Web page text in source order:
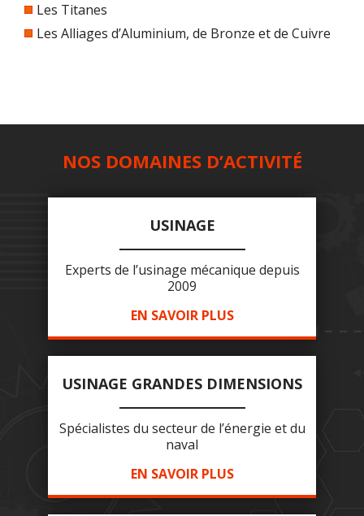
Les Titanes
Les Alliages d’Aluminium, de Bronze et de Cuivre
NOS DOMAINES D’ACTIVITÉ
USINAGE
Experts de l’usinage mécanique depuis
2009
EN SAVOIR PLUS
USINAGE GRANDES DIMENSIONS
Spécialistes du secteur de l’énergie et du
naval
EN SAVOIR PLUS